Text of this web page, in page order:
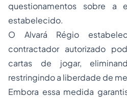
questionamentos sobre a
estabelecido.
O Alvará Régio
contractadorautorizado
cartas de jogar,
restringindo a liberdade de
Embora essa medida